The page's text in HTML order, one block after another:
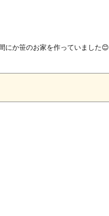
にか笹のお家を作っていました😊